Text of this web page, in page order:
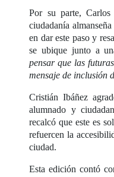
Por su parte,
ciudadanía
en dar este paso y
se ubique junto a
pensar que las
mensaje de inclusión
Cristián Ibáñez
alumnado y
recalcó que este es
refuercen la
ciudad.
Esta edición contó